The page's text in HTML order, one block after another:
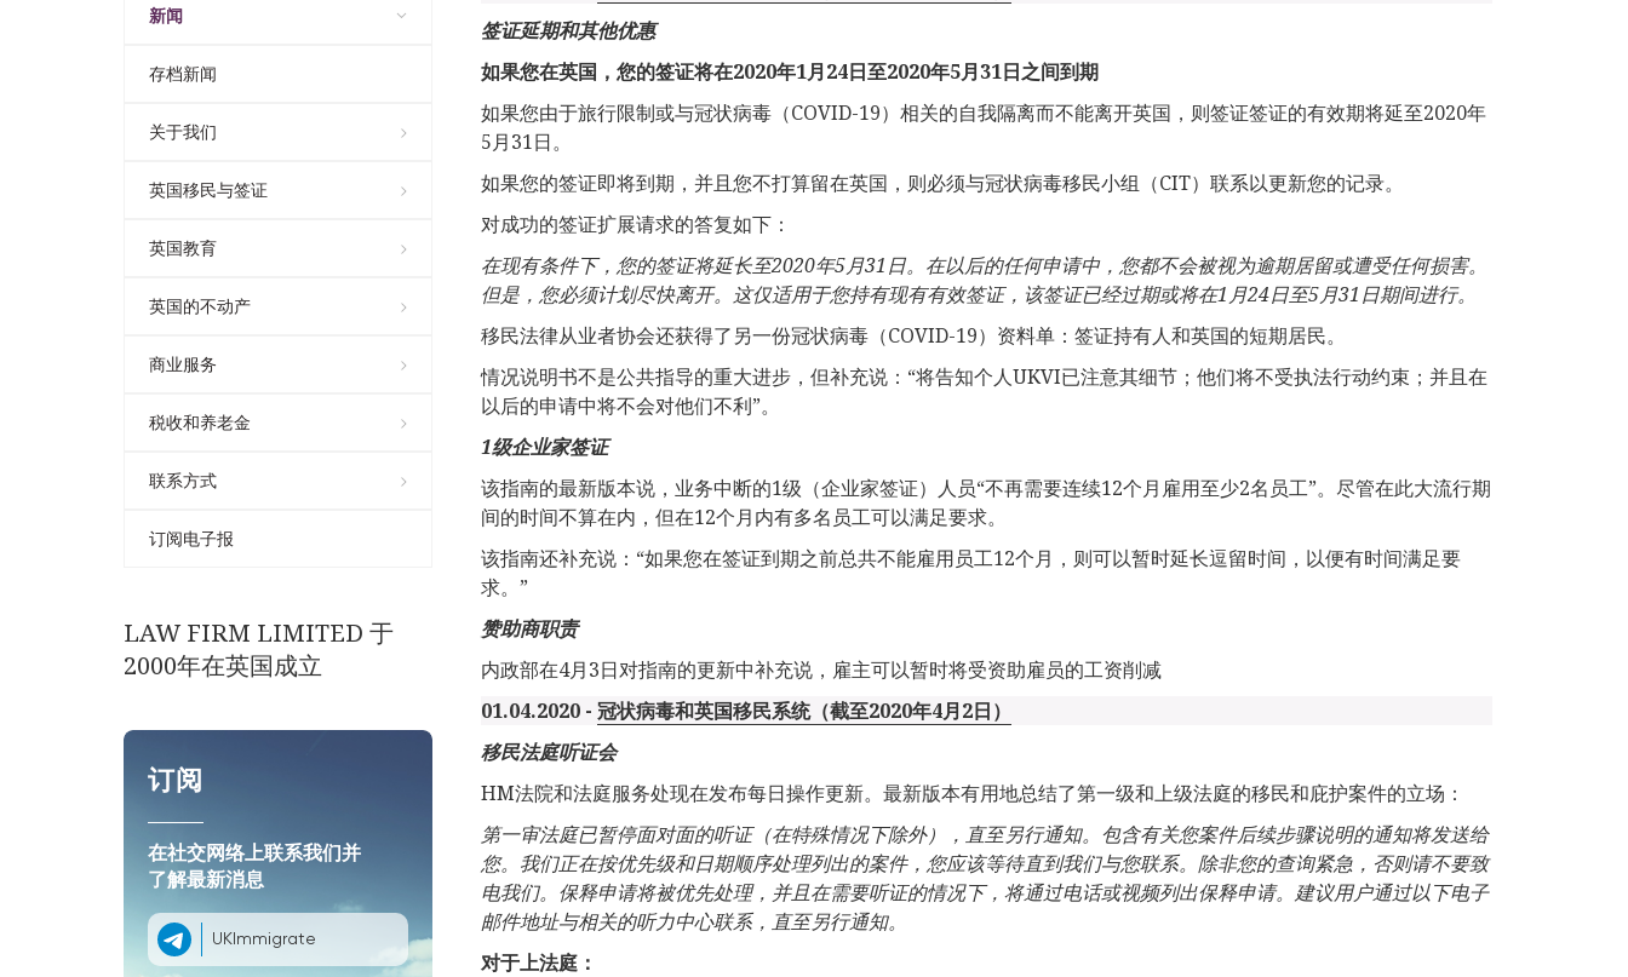
新闻
存档新闻
关于我们
英国移民与签证
英国教育
英国的不动产
商业服务
税收和养老金
联系方式
订阅电子报
LAW FIRM LIMITED 于
2000年在英国成立
订阅
在社交网络上联系我们并
了解最新消息
UKImmigrate
签证延期和其他优惠
如果您在英国，您的签证将在2020年1月24日至2020年5月31日之间到期
如果您由于旅行限制或与冠状病毒（COVID-19）相关的自我隔离而不能离开英国，则签证签证的有效期将延至2020年
5月31日。
如果您的签证即将到期，并且您不打算留在英国，则必须与冠状病毒移民小组（CIT）联系以更新您的记录。
对成功的签证扩展请求的答复如下：
在现有条件下，您的签证将延长至2020年5月31日。在以后的任何申请中，您都不会被视为逾期居留或遭受任何损害。
但是，您必须计划尽快离开。这仅适用于您持有现有有效签证，该签证已经过期或将在1 月24日至5月31日期间进行。
移民法律从业者协会还获得了另一份冠状病毒（COVID-19）资料单：签证持有人和英国的短期居民。
情况说明书不是公共指导的重大进步，但补充说：“将告知个人UKVI已注意其细节；他们将不受执法行动约束；并且在
以后的申请中将不会对他们不利”。
1级企业家签证
该指南的最新版本说，业务中断的1级（企业家签证）人员“不再需要连续12个月雇用至少2名员工”。尽管在此大流行期
间的时间不算在内，但在12个月内有多名员工可以满足要求。
该指南还补充说：“如果您在签证到期之前总共不能雇用员工12个月，则可以暂时延长逗留时间，以便有时间满足要
求。”
赞助商职责
内政部在4月3日对指南的更新中补充说，雇主可以暂时将受资助雇员的工资削减
01.04.2020 - 冠状病毒和英国移民系统（截至2020年4月2日）
移民法庭听证会
HM法院和法庭服务处现在发布每日操作更新。最新版本有用地总结了第一级和上级法庭的移民和庇护案件的立场：
第一审法庭已暂停面对面的听证（在特殊情况下除外），直至另行通知。包含有关您案件后续步骤说明的通知将发送给
您。我们正在按优先级和日期顺序处理列出的案件，您应该等待直到我们与您联系。除非您的查询紧急，否则请不要致
电我们。保释申请将被优先处理，并且在需要听证的情况下，将通过电话或视频列出保释申请。建议用户通过以下电子
邮件地址与相关的听力中心联系，直至另行通知。
对于上法庭：